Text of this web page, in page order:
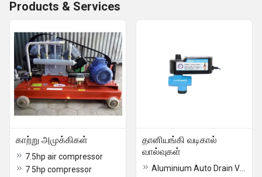
Products & Services
காற்று அமுக்கிகள்
7.5hp air compressor
7 5hp compressor
தானியங்கி வடிகால்
வால்வுகள்